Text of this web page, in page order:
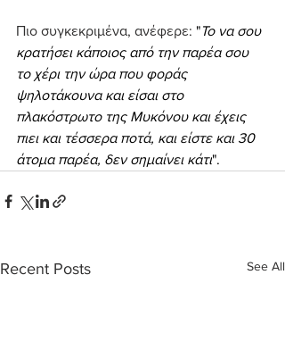
Πιο συγκεκριμένα, ανέφερε: "Το να σου
κρατήσει κάποιος από την παρέα σου
το χέρι την ώρα που φοράς
ψηλοτάκουνα και είσαι στο
πλακόστρωτο της Μυκόνου και έχεις
πιει και τέσσερα ποτά, και είστε και 30
άτομα παρέα, δεν σημαίνει κάτι".
Recent Posts See All